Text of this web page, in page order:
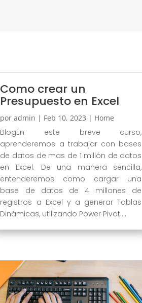
Como crear un
Presupuesto en Excel
poradmin | Feb 10, 2023 | Home
BlogEn este breve curso,
aprenderemos a trabajar con bases
de datos de mas de 1 millón de datos
en Excel. De una manera sencilla,
entenderemos como cargar una
base de datos de 4 millones de
registros a Excel y a generar Tablas
Dinámicas, utilizando Power Pivot....